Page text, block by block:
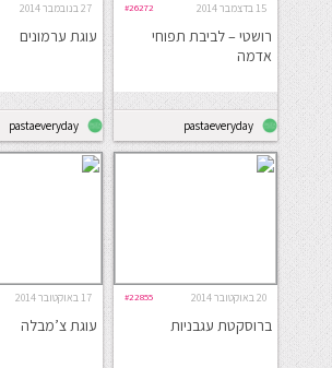
15 בדצמבר 2014 #26272
רושטי – לביבת תפוחי
אדמה
pastaeveryday
27 בנובמבר 2014
עוגת ערמונים
pastaeveryday
20 באוקטובר 2014 #22855
ברוסקטת עגבניות
17 באוקטובר 2014
עוגת צ’מבלה